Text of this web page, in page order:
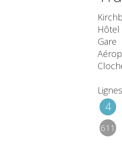
Hôtel
Gare
4
611